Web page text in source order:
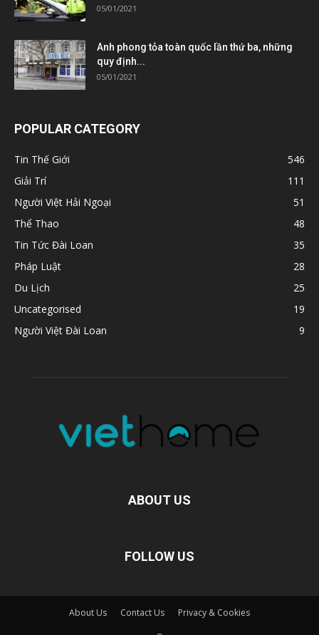
05/01/2021
Anh phong tỏa toàn quốc lần thứ ba, những
quy định...
05/01/2021
POPULAR CATEGORY
Tin Thế Giới
546
Giải Trí
111
Người Việt Hải Ngoại
51
Thể Thao
48
Tin Tức Đài Loan
35
Pháp Luật
28
Du Lịch
25
Uncategorised
19
Người Việt Đài Loan
9
ABOUT US
FOLLOW US
About Us Contact Us Privacy & Cookies